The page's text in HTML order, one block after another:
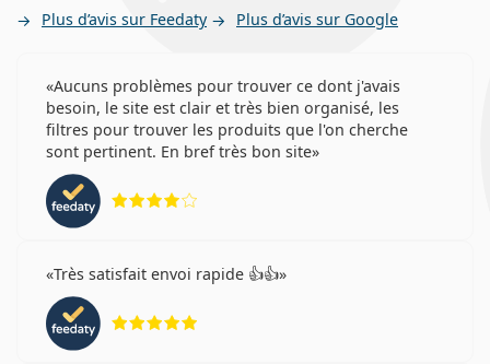
Plus d’avis sur Feedaty Plus d’avis sur Google
Aucuns problèmes pour trouver ce dont j'avais
besoin, le site est clair et très bien organisé, les
filtres pour trouver les produits que l'on cherche
sont pertinent. En bref très bon site
Très satisfait envoi rapide 👍👍